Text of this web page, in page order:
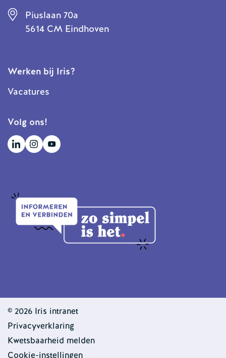
Piuslaan 70a
5614 CM Eindhoven
Werken bij Iris?
Vacatures
Volg ons!
© 2026 Iris intranet
Privacyverklaring
Kwetsbaarheid melden
Cookie-instellingen